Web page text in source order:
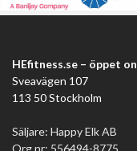
HEfitness.se – öppet
Sveavägen 107
113 50 Stockholm
Säljare: Happy Elk AB